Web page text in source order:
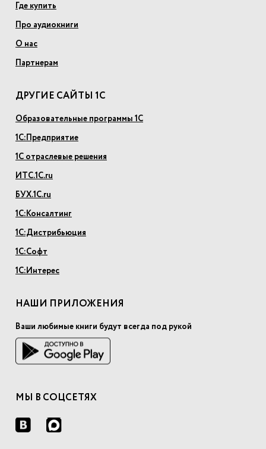
Где купить
Про аудиокниги
О нас
Партнерам
ДРУГИЕ САЙТЫ 1С
Образовательные программы 1С
1С:Предприятие
1С отраслевые решения
ИТС.1С.ru
БУХ.1С.ru
1С:Консалтинг
1С:Дистрибьюция
1С:Софт
1С:Интерес
НАШИ ПРИЛОЖЕНИЯ
Ваши любимые книги будут всегда под рукой
МЫ В СОЦСЕТЯХ